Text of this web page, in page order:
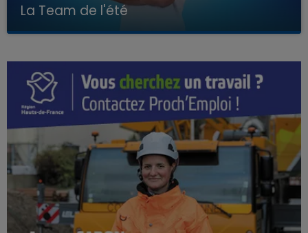
La Team de l'été
Avec Kenny